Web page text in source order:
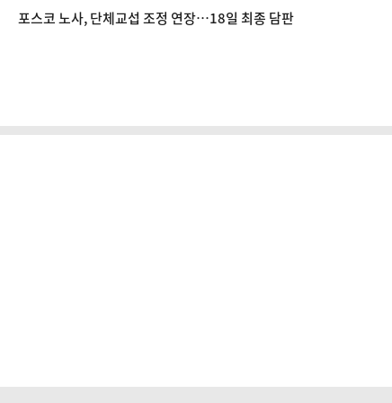
포스코 노사, 단체교섭 조정 연장…18일 최종 담판